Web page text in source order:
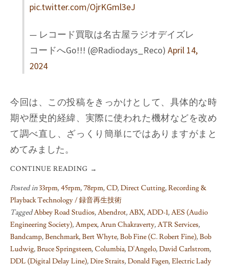
pic.twitter.com/OjrKGml3eJ
— レコード買取は名古屋ラジオデイズレ
コードへGo!!! (@Radiodays_Reco) April 14,
2024
今回は、この投稿をきっかけとして、具体的な時
期や歴史的経緯、実際に使われた機材などを改め
て調べ直し、ざっくり簡単にではありますがまと
めてみました。
CONTINUE READING →
Posted in33rpm,45rpm,78rpm,CD,Direct Cutting,Recording &
Playback Technology / 録音再生技術
TaggedAbbey Road Studios,Abendrot,ABX,ADD-1,AES (Audio
Engineering Society),Ampex,Arun Chakraverty,ATR Services,
Bandcamp,Benchmark,Bert Whyte,Bob Fine (C. Robert Fine),Bob
Ludwig,Bruce Springsteen,Columbia,D'Angelo,David Carlstrom,
DDL (Digital Delay Line),Dire Straits,Donald Fagen,Electric Lady